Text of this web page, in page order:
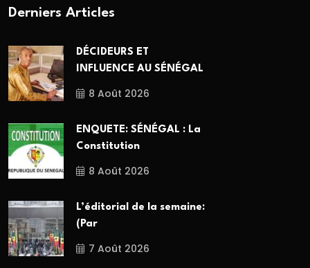
Derniers Articles
DÉCIDEURS ET
INFLUENCE AU SÉNÉGAL
8 Août 2026
ENQUETE: SÉNÉGAL : La
Constitution
8 Août 2026
L’éditorial de la semaine:
(Par
7 Août 2026